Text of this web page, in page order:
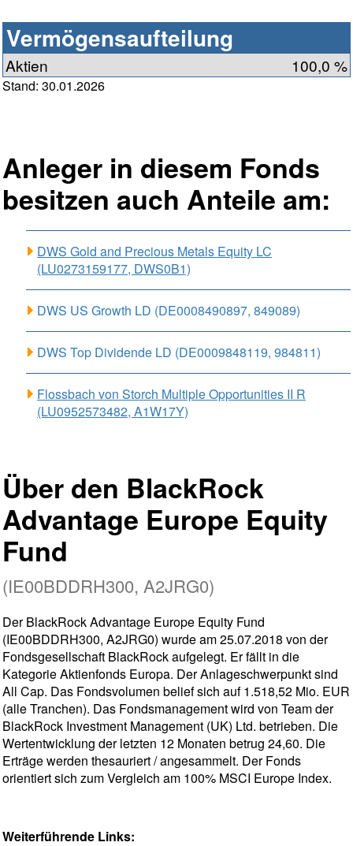
Vermögensaufteilung
Aktien 100,0 %
Stand: 30.01.2026
Anleger in diesem Fonds
besitzen auch Anteile am:
DWS Gold and Precious Metals Equity LC
(LU0273159177, DWS0B1)
DWS US Growth LD (DE0008490897, 849089)
DWS Top Dividende LD (DE0009848119, 984811)
Flossbach von Storch Multiple Opportunities II R
(LU0952573482, A1W17Y)
Über den BlackRock
Advantage Europe Equity
Fund
(IE00BDDRH300, A2JRG0)
Der BlackRock Advantage Europe Equity Fund
(IE00BDDRH300, A2JRG0) wurde am 25.07.2018 von der
Fondsgesellschaft BlackRock aufgelegt. Er fällt in die
Kategorie Aktienfonds Europa. Der Anlageschwerpunkt sind
All Cap. Das Fondsvolumen belief sich auf 1.518,52 Mio. EUR
(alle Tranchen). Das Fondsmanagement wird von Team der
BlackRock Investment Management (UK) Ltd. betrieben. Die
Wertentwicklung der letzten 12 Monaten betrug 24,60. Die
Erträge werden thesauriert / angesammelt. Der Fonds
orientiert sich zum Vergleich am 100% MSCI Europe Index.
Weiterführende Links: